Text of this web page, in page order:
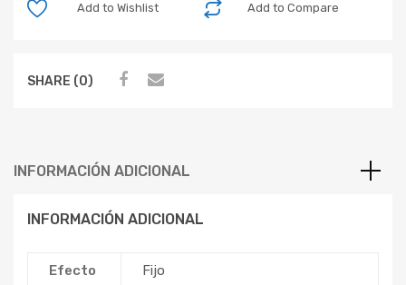
Add to Compare
Add to Wishlist
SHARE (0)
INFORMACIÓN ADICIONAL
INFORMACIÓN ADICIONAL
Efecto Fijo